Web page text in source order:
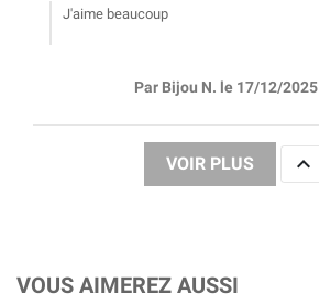
J'aime beaucoup
Par Bijou N. le 17/12/2025
VOIR PLUS 
VOUS AIMEREZ AUSSI